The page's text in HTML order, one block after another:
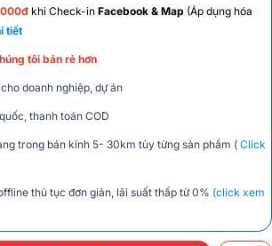
khi Check-in Facebook & Map (Áp dụng hóa
tiết
tôi bán rẻ hơn
cho doanh nghiệp, dự án
thanh toán COD
trong bán kính 5- 30km tùy từng sản phẩm ( Click
thủ tục đơn giản, lãi suất thấp từ 0% (click xem